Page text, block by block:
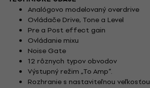
Analógovo modelovaný overdrive
Ovládače Drive, Tone a Level
Pre a Post effect gain
Ovládanie mixu
Noise Gate
12 rôznych typov obvodov
Výstupný režim „To Amp“.
Rozhranie s nastaviteľnou veľkosťou